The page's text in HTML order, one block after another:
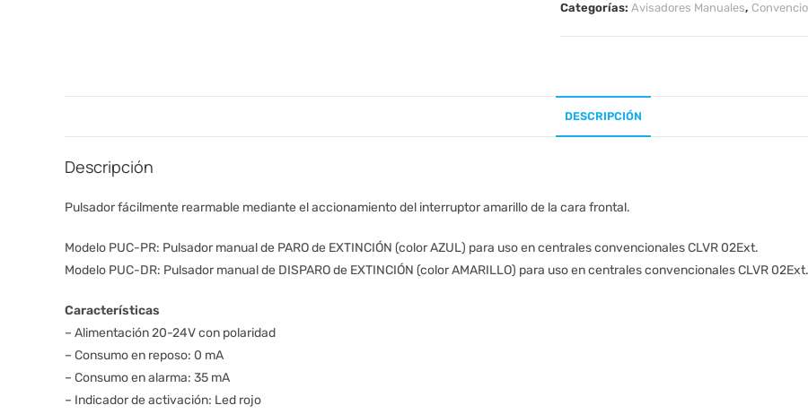
Categorías: Avisadores Manuales,
DESCRIPCIÓN
Descripción
Pulsador fácilmente rearmable mediante el accionamiento del interruptor amarillo de la cara frontal.
Modelo PUC-PR: Pulsador manual de PARO de EXTINCIÓN (color AZUL) para uso en centrales convencionales CLVR 02Ext.
Modelo PUC-DR: Pulsador manual de DISPARO de EXTINCIÓN (color AMARILLO) para uso en centrales convencionales CLVR 02Ext.
Características
– Alimentación 20-24V con polaridad
– Consumo en reposo: 0 mA
– Consumo en alarma: 35 mA
– Indicador de activación: Led rojo